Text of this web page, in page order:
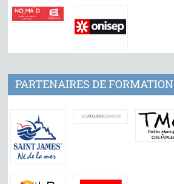
PARTENAIRES DE FORMATION